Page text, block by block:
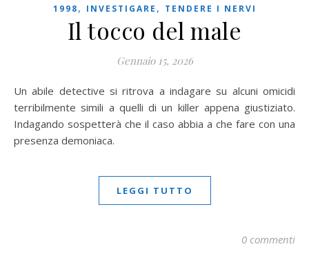
1998, INVESTIGARE , TENDERE I NERVI
Il tocco del male
Gennaio 15, 2026
Un abile detective si ritrova a indagare su alcuni omicidi
terribilmente simili a quelli di un killer appena giustiziato.
Indagando sospetterà che il caso abbia a che fare con una
presenza demoniaca.
LEGGI TUTTO
0 commenti